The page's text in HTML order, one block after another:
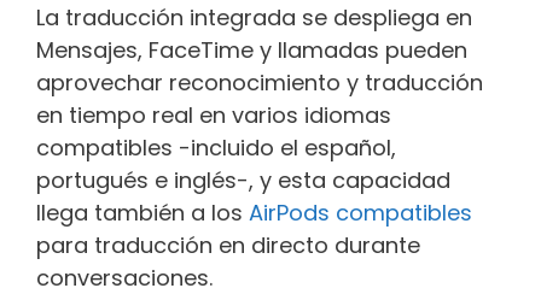
La traducción integrada se despliega en
Mensajes, FaceTime y llamadas pueden
aprovechar reconocimiento y traducción
en tiempo real en varios idiomas
compatibles -incluido el español,
portugués e inglés-, y esta capacidad
llega también a los AirPods compatibles
para traducción en directo durante
conversaciones.